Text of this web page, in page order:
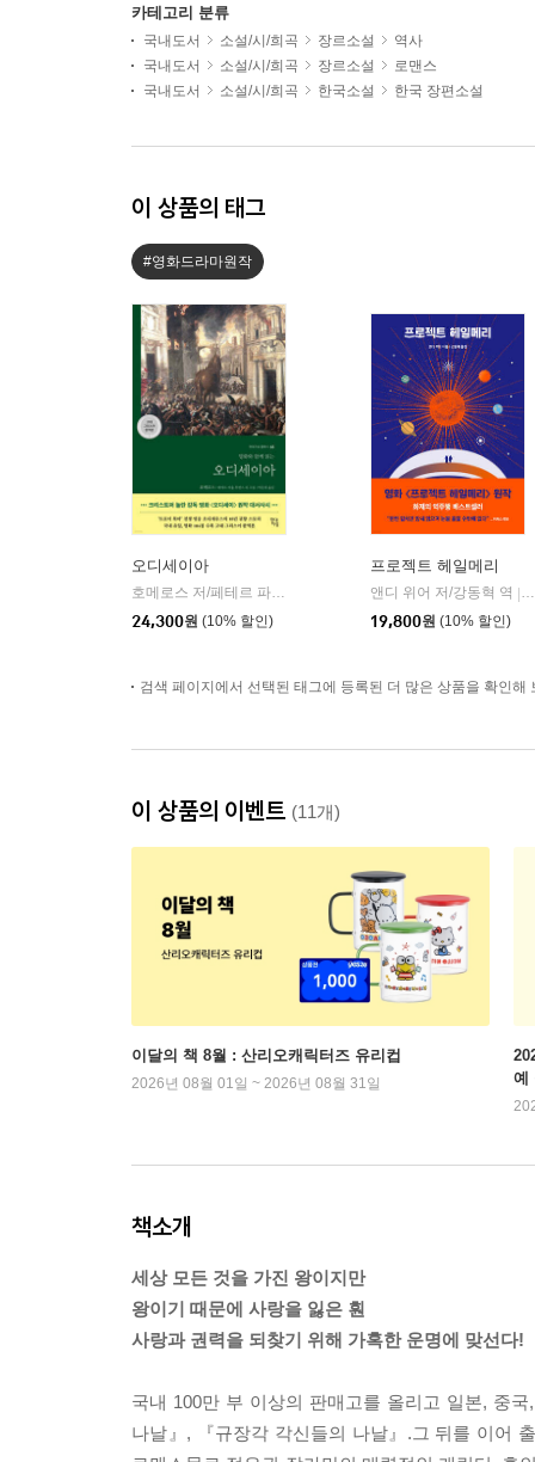
카테고리 분류
국내도서 소설/시/희곡 장르소설
역사
국내도서
소설/시/희곡 장르소설
로맨스
국내도서
소설/시/희곡 한국소설 한국 장편소설
이 상품의 태그
#영화드라마원작
오디세이아
호메로스 저/페테르 파울 루벤스 그림/박문재 역
현대지성
24,300원 (10% 할인)
프로젝트 헤일메리
앤디 위어 저/강동혁 역
19,800원 (10% 할인)
검색 페이지에서 선택된 태그에 등록된 더 많은 상품을 확인해
이 상품의 이벤트 (11개)
이달의 책 8월 : 산리오캐릭터즈 유리컵
2026년 08월 01일 ~ 2026년 08월 31일
예
책소개
세상 모든 것을 가진 왕이지만
왕이기 때문에 사랑을 잃은 훤
사랑과 권력을 되찾기 위해 가혹한 운명에 맞선다!
국내 100만 부 이상의 판매고를 올리고 일본, 중
나날』, 『규장각 각신들의 나날』.그 뒤를 이어